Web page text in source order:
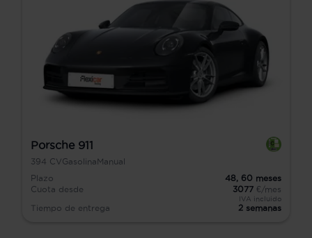
Porsche 911
394 CVGasolinaManual
Plazo
48, 60 meses
Cuota desde
3077 €/mes
IVA incluido
Tiempo de entrega 2 semanas